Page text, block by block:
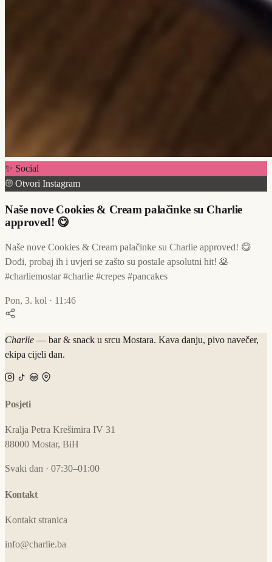
✨ Social
Otvori Instagram
Naše nove Cookies & Cream palačinke su Charlie
approved! 😋
Naše nove Cookies & Cream palačinke su Charlie approved! 😋
Dođi, probaj ih i uvjeri se zašto su postale apsolutni hit! 🥞
#charliemostar #charlie #crepes #pancakes
Pon, 3. kol · 11:46
Charlie — bar & snack u srcu Mostara. Kava danju, pivo navečer,
ekipa cijeli dan.
Posjeti
Kralja Petra Krešimira IV 31
88000 Mostar, BiH
Svaki dan · 07:30–01:00
Kontakt
Kontakt stranica
info@charlie.ba